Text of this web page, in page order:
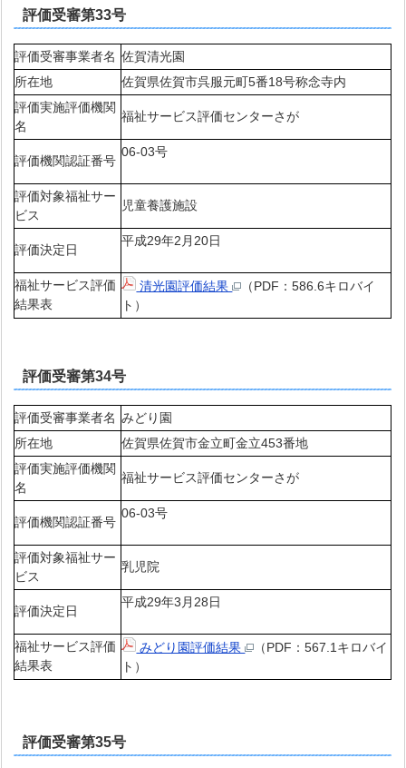
評価受審第33号
評価受審事業者名 佐賀清光園
所在地
佐賀県佐賀市呉服元町5番18号称念寺内
評価実施評価機関
名
福祉サービス評価センターさが
評価機関認証番号
06-03号
評価対象福祉サー
ビス
児童養護施設
評価決定日
平成29年2月20日
福祉サービス評価
結果表
清光園評価結果
（PDF：586.6キロバイ
ト）
評価受審第34号
評価受審事業者名 みどり園
所在地
佐賀県佐賀市金立町金立453番地
評価実施評価機関
名
福祉サービス評価センターさが
評価機関認証番号
06-03号
評価対象福祉サー
ビス
乳児院
評価決定日
平成29年3月28日
福祉サービス評価
結果表
みどり園評価結果
（PDF：567.1キロバイ
ト）
評価受審第35号